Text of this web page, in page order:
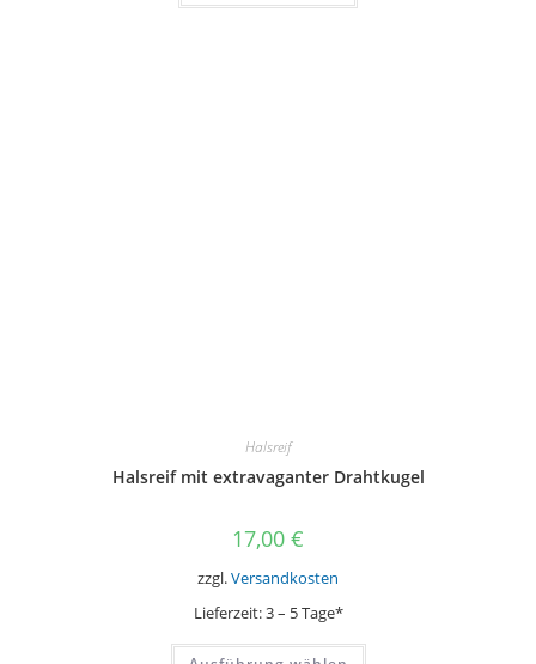
Halsreif
Halsreif mit extravaganter Drahtkugel
17,00 €
zzgl.Versandkosten
Lieferzeit:3 – 5 Tage*
Dieses